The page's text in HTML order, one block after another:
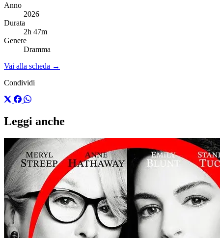
Anno
2026
Durata
2h 47m
Genere
Dramma
Vai alla scheda →
Condividi
Leggi anche